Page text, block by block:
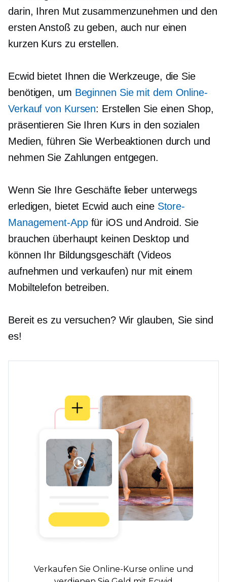
darin, Ihren Mut zusammenzunehmen und den
ersten Anstoß zu geben, auch nur einen
kurzen Kurs zu erstellen.
Ecwid bietet Ihnen die Werkzeuge, die Sie
benötigen, um Beginnen Sie mit dem Online-
Verkauf von Kursen: Erstellen Sie einen Shop,
präsentieren Sie Ihren Kurs in den sozialen
Medien, führen Sie Werbeaktionen durch und
nehmen Sie Zahlungen entgegen.
Wenn Sie Ihre Geschäfte lieber unterwegs
erledigen, bietet Ecwid auch eine Store-
Management-Appfür iOS und Android. Sie
brauchen überhaupt keinen Desktop und
können Ihr Bildungsgeschäft (Videos
aufnehmen und verkaufen) nur mit einem
Mobiltelefon betreiben.
Bereit es zu versuchen? Wir glauben, Sie sind
es!
Verkaufen Sie Online-Kurse online und